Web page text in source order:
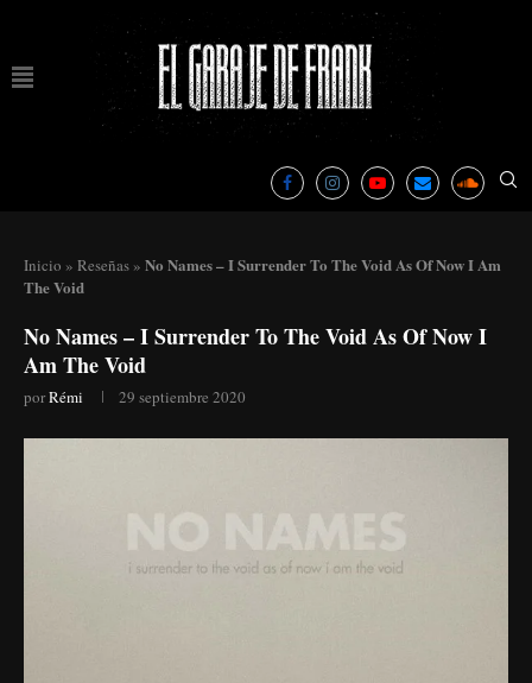
Inicio » Reseñas » No Names – I Surrender To The Void As Of Now I Am
The Void
No Names – I Surrender To The Void As Of Now I
Am The Void
porRémi 29 septiembre 2020